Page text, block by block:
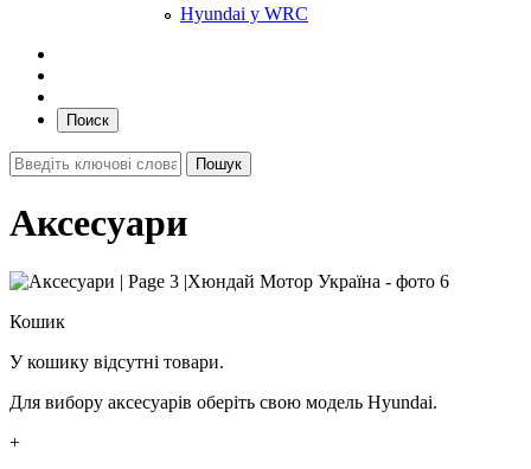
Hyundai у WRC
Поиск
Аксесуари
Кошик
У кошику відсутні товари.
Для вибору аксесуарів оберіть свою модель Hyundai.
+